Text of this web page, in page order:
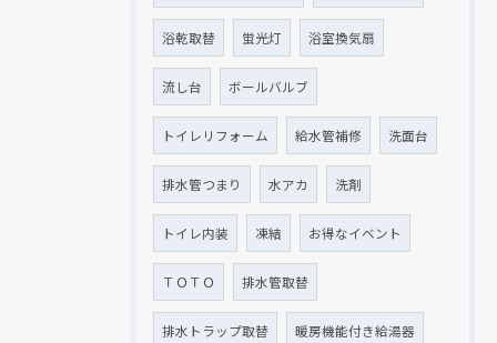
浴乾取替 蛍光灯 浴室換気扇
流し台 ボールバルブ
トイレリフォーム 給水管補修 洗面台
排水管つまり 水アカ 洗剤
トイレ内装 凍結 お得なイベント
ＴＯＴＯ 排水管取替
排水トラップ取替 暖房機能付き給湯器